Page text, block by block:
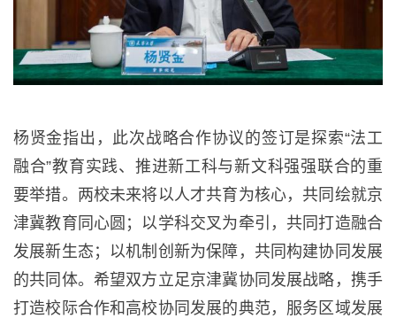
杨贤金指出，此次战略合作协议的签订是探索“法工
融合”教育实践、推进新工科与新文科强强联合的重
要举措。两校未来将以人才共育为核心，共同绘就京
津冀教育同心圆；以学科交叉为牵引，共同打造融合
发展新生态；以机制创新为保障，共同构建协同发展
的共同体。希望双方立足京津冀协同发展战略，携手
打造校际合作和高校协同发展的典范，服务区域发展